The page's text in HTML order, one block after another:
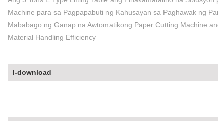
Machine para sa Pagpapabuti ng Kahusayan sa Paghawak ng
Mababago ng Ganap na Awtomatikong Paper Cutting Machine
Material Handling Efficiency
I-download